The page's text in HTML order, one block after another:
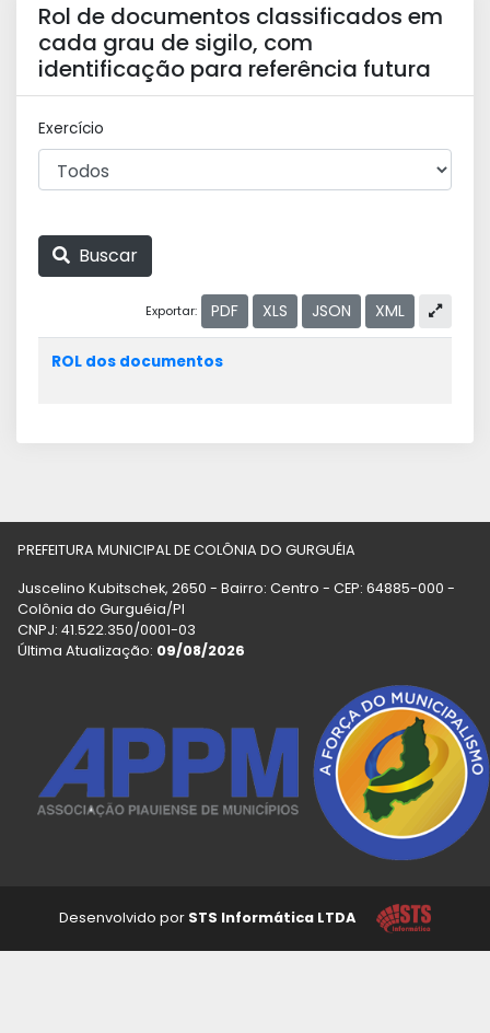
Rol de documentos classificados em
cada grau de sigilo, com
identificação para referência futura
Exercício
Buscar
Exportar: PDF XLS JSON XML
ROL dos documentos
PREFEITURA MUNICIPAL DE COLÔNIA DO GURGUÉIA
Juscelino Kubitschek, 2650 - Bairro: Centro - CEP: 64885-000 -
Colônia do Gurguéia/PI
CNPJ: 41.522.350/0001-03
Última Atualização: 09/08/2026
Desenvolvido por STS Informática LTDA